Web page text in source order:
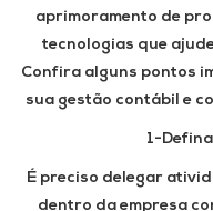
aprimoramento de
tecnologias que
Confira alguns pontos
sua gestão contábil e
1-
É preciso delegar
dentro da empresa